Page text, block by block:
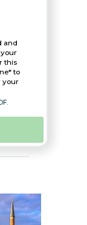
and
your
this
to
your